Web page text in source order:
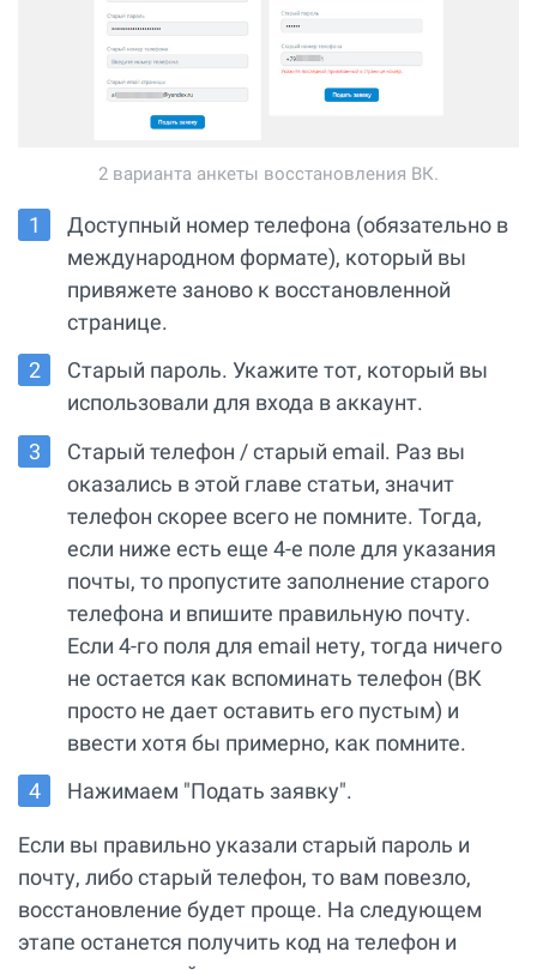
2 варианта анкеты восстановления ВК.
Доступный номер телефона (обязательно в
международном формате), который вы
привяжете заново к восстановленной
странице.
Старый пароль. Укажите тот, который вы
использовали для входа в аккаунт.
Старый телефон / старый email. Раз вы
оказались в этой главе статьи, значит
телефон скорее всего не помните. Тогда,
если ниже есть еще 4-е поле для указания
почты, то пропустите заполнение старого
телефона и впишите правильную почту.
Если 4-го поля для email нету, тогда ничего
не остается как вспоминать телефон (ВК
просто не дает оставить его пустым) и
ввести хотя бы примерно, как помните.
Нажимаем "Подать заявку".
Если вы правильно указали старый пароль и
почту, либо старый телефон, то вам повезло,
восстановление будет проще. На следующем
этапе останется получить код на телефон и